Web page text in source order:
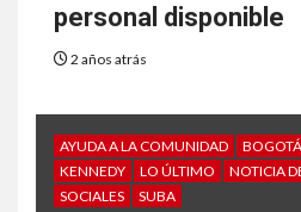
personal disponible
2 años atrás
AYUDA A LA COMUNIDAD BOGOTÁ
KENNEDY
LO ÚLTIMO
NOTICIA
SOCIALES
SUBA